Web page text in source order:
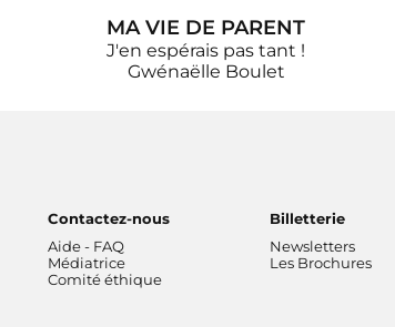
MA VIE DE PARENT
J'en espérais pas tant !
Gwénaëlle Boulet
Contactez-nous
Aide - FAQ
Médiatrice
Comité éthique
Billetterie
Newsletters
Les Brochures